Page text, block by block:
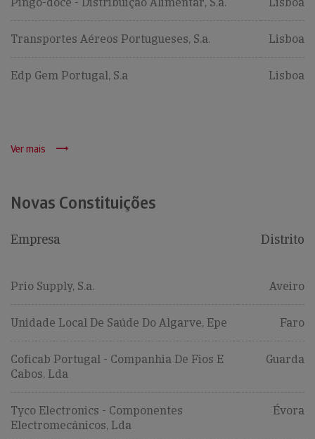
Transportes Aéreos Portugueses, S.a. Lisboa
Edp Gem Portugal, S.a Lisboa
Ver mais
Novas Constituições
Empresa Distrito
Prio Supply, S.a. Aveiro
Unidade Local De Saúde Do Algarve, Epe Faro
Coficab Portugal - Companhia De Fios E
Cabos, Lda
Guarda
Tyco Electronics - Componentes
Electromecânicos, Lda
Évora